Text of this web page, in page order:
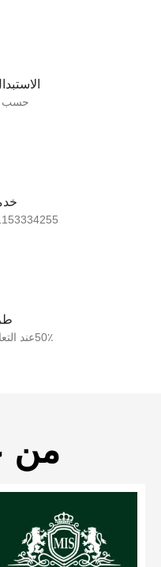
حسب
/ 01225196923
50٪عند التعاقد50٪عند الاستلام
من